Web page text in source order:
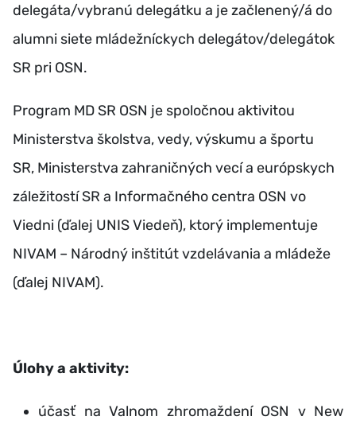
delegáta/vybranú delegátku a je začlenený/á do
alumni siete mládežníckych delegátov/delegátok
SR pri OSN.
Program MD SR OSN je spoločnou aktivitou
Ministerstva školstva, vedy, výskumu a športu
SR, Ministerstva zahraničných vecí a európskych
záležitostí SR a Informačného centra OSN vo
Viedni (ďalej UNIS Viedeň), ktorý implementuje
NIVAM – Národný inštitút vzdelávania a mládeže
(ďalej NIVAM).
Úlohy a aktivity:
účasť na Valnom zhromaždení OSN v New